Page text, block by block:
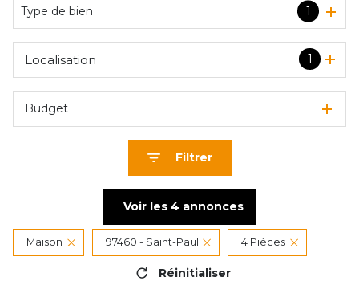
Type de bien 1
1
Localisation
Budget
Filtrer
Voir les 4 annonces
Maison 97460 - Saint-Paul 4 Pièces
Réinitialiser